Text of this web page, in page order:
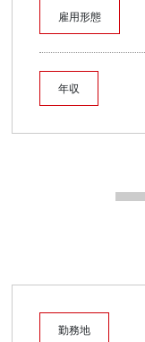
雇用形態
年収
勤務地